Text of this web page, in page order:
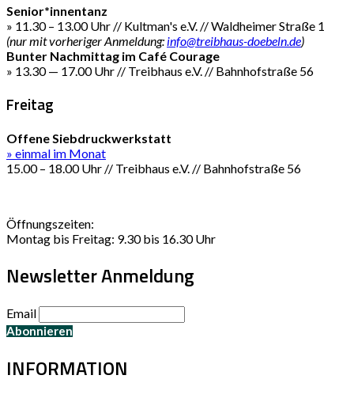
Senior*innentanz
» 11.30 – 13.00 Uhr // Kultman's e.V. // Waldheimer Straße 1
(nur mit vorheriger Anmeldung: info@treibhaus-doebeln.de)
Bunter Nachmittag im Café Courage
» 13.30 — 17.00 Uhr // Treibhaus e.V. // Bahnhofstraße 56
Freitag
Offene Siebdruckwerkstatt
» einmal im Monat
15.00 – 18.00 Uhr // Treibhaus e.V. // Bahnhofstraße 56
Öffnungszeiten:
Montag bis Freitag: 9.30 bis 16.30 Uhr
Newsletter Anmeldung
Email
INFORMATION